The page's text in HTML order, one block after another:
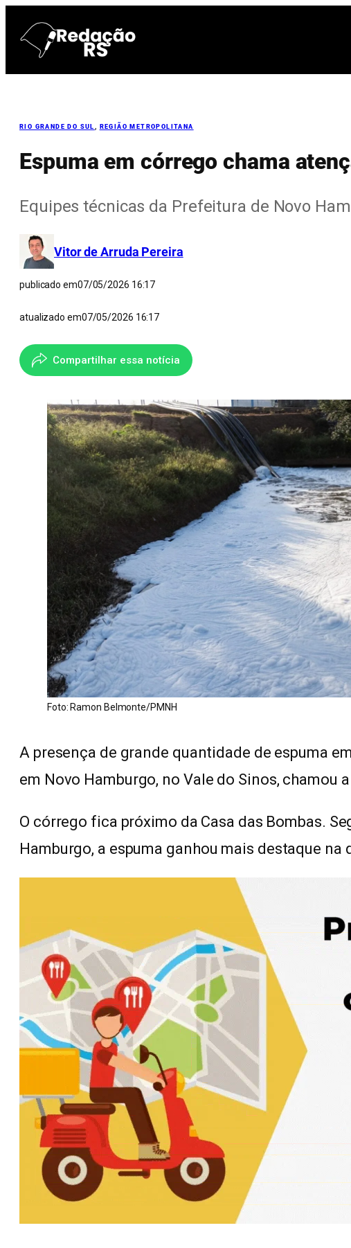
para
conteúdo
RIO GRANDE DO SUL REGIÃO METROPOLITANA
Espuma em córrego chama
Equipes técnicas da Prefeitura de Novo
Vitor de Arruda Pereira
publicado em07/05/2026 16:17
atualizado em07/05/2026 16:17
Compartilhar essa notícia
Foto: Ramon Belmonte/PMNH
A presença de grande quantidade de espuma
em Novo Hamburgo, no Vale do Sinos, chamou
O córrego fica próximo da Casa das Bombas.
Hamburgo, a espuma ganhou mais destaque